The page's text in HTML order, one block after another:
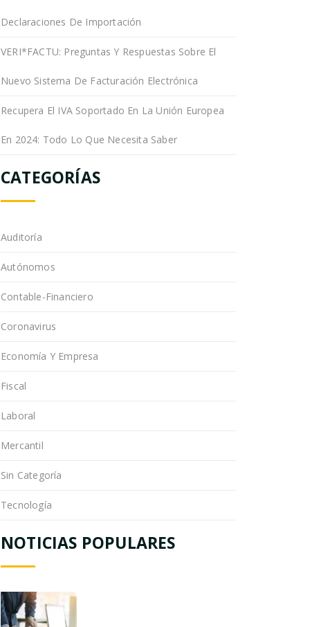
Declaraciones De Importación
VERI*FACTU: Preguntas Y Respuestas Sobre El
Nuevo Sistema De Facturación Electrónica
Recupera El IVA Soportado En La Unión Europea
En 2024: Todo Lo Que Necesita Saber
CATEGORÍAS
Auditoría
Autónomos
Contable-Financiero
Coronavirus
Economía Y Empresa
Fiscal
Laboral
Mercantil
Sin Categoría
Tecnología
NOTICIAS POPULARES